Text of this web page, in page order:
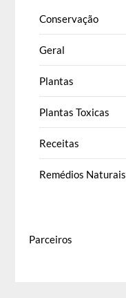
Conservação
Geral
Plantas
Plantas Toxicas
Receitas
Remédios Naturais
Parceiros